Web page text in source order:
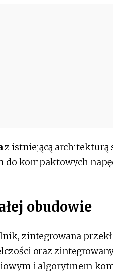
z istniejącą architekturą
do kompaktowych
obudowie
zintegrowana
oraz
i algorytmem